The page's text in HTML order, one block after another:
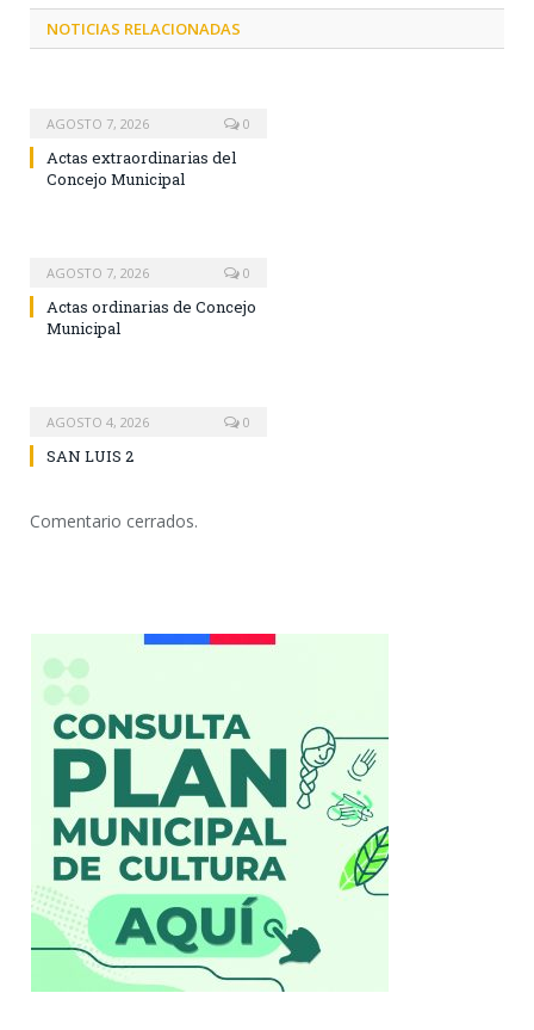
NOTICIAS RELACIONADAS
AGOSTO 7, 2026 0
Actas extraordinarias del
Concejo Municipal
AGOSTO 7, 2026 0
Actas ordinarias de Concejo
Municipal
AGOSTO 4, 2026 0
SAN LUIS 2
Comentario cerrados.